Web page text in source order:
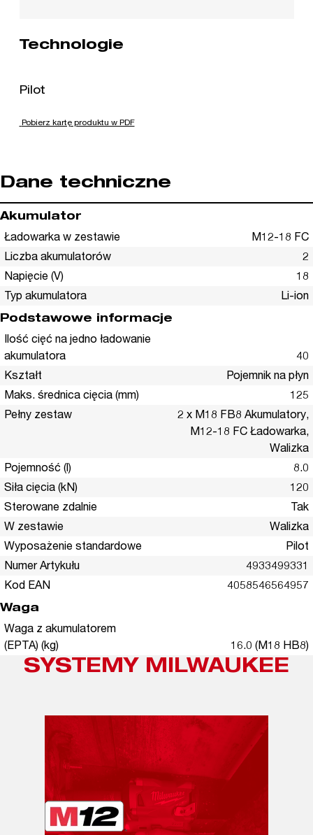
Technologie
Pilot
Pobierz kartę produktu w PDF
Dane techniczne
Akumulator
Ładowarka w zestawie
M12-18 FC
Liczba akumulatorów
2
Napięcie (V)
18
Typ akumulatora
Li-ion
Podstawowe informacje
Ilość cięć na jedno ładowanie
akumulatora
40
Kształt
Pojemnik na płyn
Maks. średnica cięcia (mm)
125
Pełny zestaw
2 x M18 FB8 Akumulatory,
M12-18 FC Ładowarka,
Walizka
Pojemność (l)
8.0
Siła cięcia (kN)
120
Sterowane zdalnie
Tak
W zestawie
Walizka
Wyposażenie standardowe
Pilot
Numer Artykułu
4933499331
Kod EAN
4058546564957
Waga
Waga z akumulatorem
(EPTA) (kg)
16.0 (M18 HB8)
SYSTEMY MILWAUKEE